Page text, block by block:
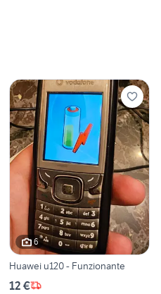
6
Huawei u120 - Funzionante
12 €